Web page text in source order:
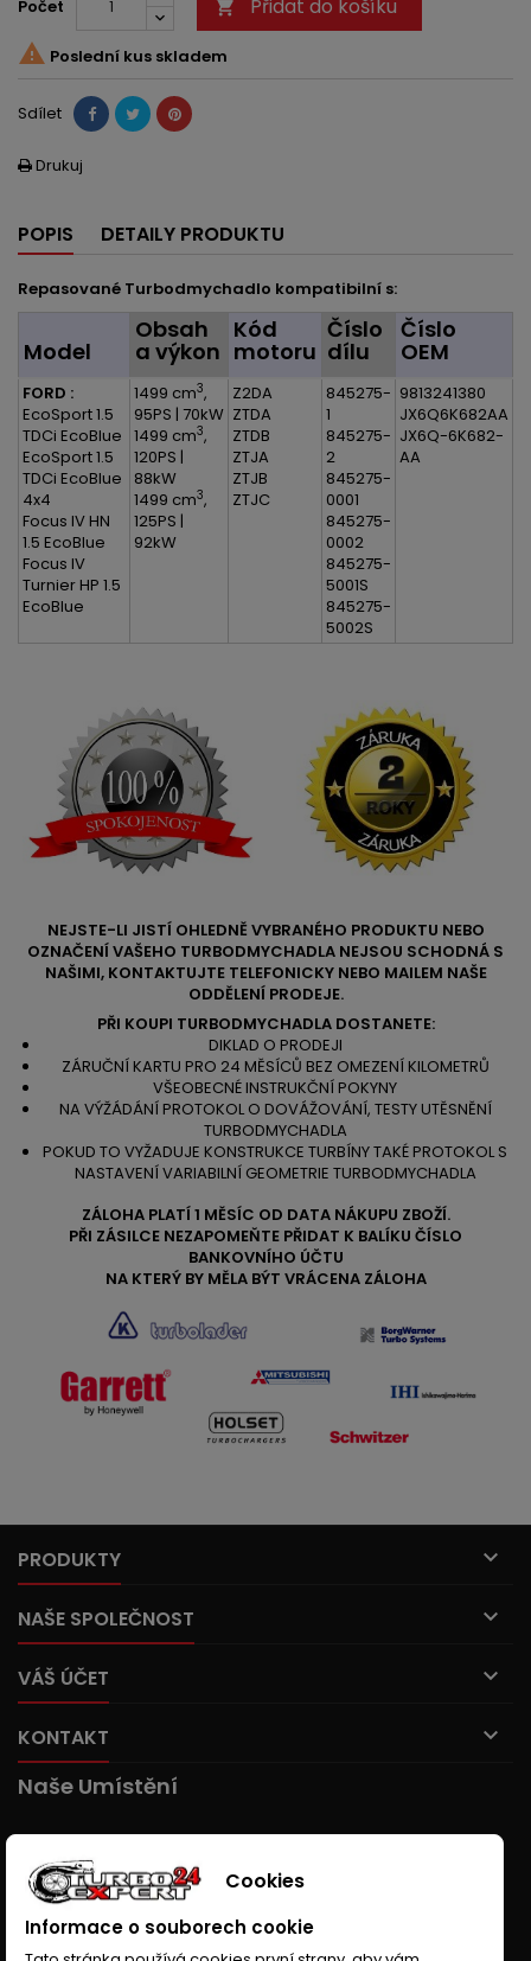
Počet  Přidat do košíku
 Poslední kus skladem
Sdílet
 Drukuj
POPIS DETAILY PRODUKTU
Repasované Turbodmychadlo kompatibilní s:
Model
Obsah
a výkon
Kód
motoru
Číslo
dílu
Číslo
OEM
FORD :
EcoSport 1.5
TDCi EcoBlue
EcoSport 1.5
TDCi EcoBlue
4x4
Focus IV HN
1.5 EcoBlue
Focus IV
Turnier HP 1.5
EcoBlue
1499 cm3,
95PS | 70kW
1499 cm3,
120PS |
88kW
1499 cm3,
125PS |
92kW
Z2DA
ZTDA
ZTDB
ZTJA
ZTJB
ZTJC
845275-
1
845275-
2
845275-
0001
845275-
0002
845275-
5001S
845275-
5002S
9813241380
JX6Q6K682AA
JX6Q-6K682-
AA
NEJSTE-LI JISTÍ OHLEDNĚ VYBRANÉHO PRODUKTU NEBO
OZNAČENÍ VAŠEHO TURBODMYCHADLA NEJSOU SCHODNÁ S
NAŠIMI, KONTAKTUJTE TELEFONICKY NEBO MAILEM NAŠE
ODDĚLENÍ PRODEJE.
PŘI KOUPI TURBODMYCHADLA DOSTANETE:
DIKLAD O PRODEJI
ZÁRUČNÍ KARTU PRO 24 MĚSÍCŮ BEZ OMEZENÍ KILOMETRŮ
VŠEOBECNÉ INSTRUKČNÍ POKYNY
NA VÝŽÁDÁNÍ PROTOKOL O DOVÁŽOVÁNÍ, TESTY UTĚSNĚNÍ
TURBODMYCHADLA
POKUD TO VYŽADUJE KONSTRUKCE TURBÍNY TAKÉ PROTOKOL S
NASTAVENÍ VARIABILNÍ GEOMETRIE TURBODMYCHADLA
ZÁLOHA PLATÍ 1 MĚSÍC OD DATA NÁKUPU ZBOŽÍ.
PŘI ZÁSILCE NEZAPOMEŇTE PŘIDAT K BALÍKU ČÍSLO
BANKOVNÍHO ÚČTU
NA KTERÝ BY MĚLA BÝT VRÁCENA ZÁLOHA
PRODUKTY 
NAŠE SPOLEČNOST 
VÁŠ ÚČET 
KONTAKT 
Naše Umístění
Cookies
Informace o souborech cookie